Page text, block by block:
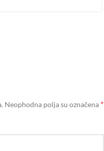
Neophodna polja su označena *